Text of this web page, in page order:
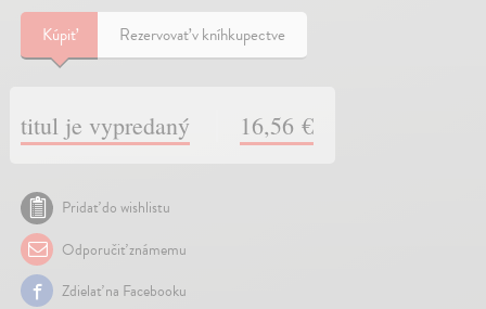
Kúpiť Rezervovať v kníhkupectve
titul je vypredaný 16,56 €
Pridať do wishlistu
Odporučiť známemu
Zdielať na Facebooku